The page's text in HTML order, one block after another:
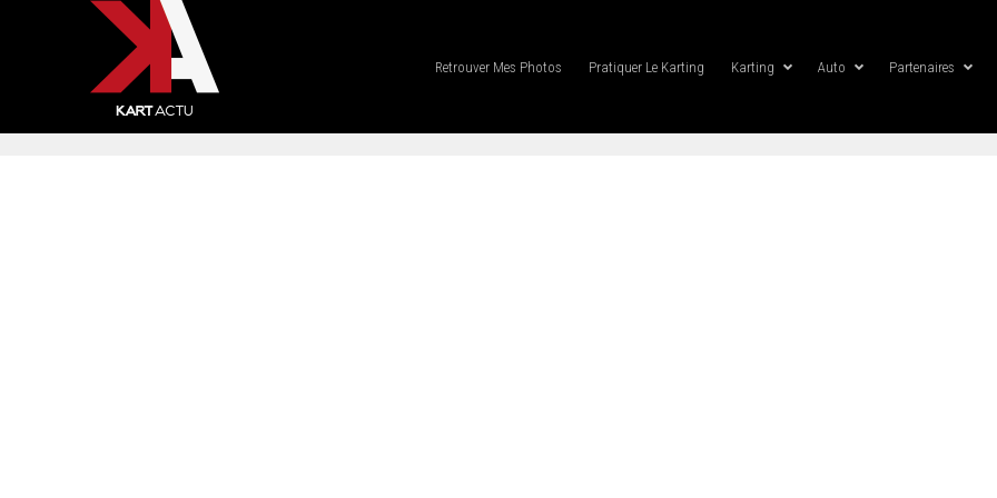
Retrouver Mes Photos Pratiquer Le Karting Karting Auto Partenaires